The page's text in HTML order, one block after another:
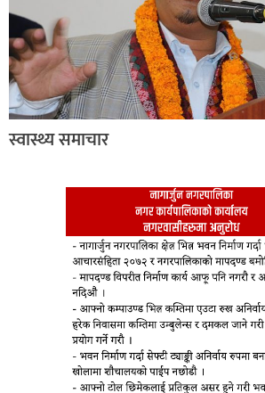
स्वास्थ्य समाचार